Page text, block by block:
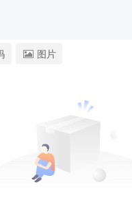
图片